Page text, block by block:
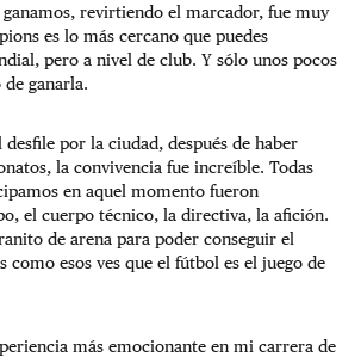
revirtiendo el marcador, fue muy
es lo más cercano que puedes
pero a nivel de club. Y sólo unos pocos
ganarla.
desfile por la ciudad, después de haber
la convivencia fue increíble. Todas
en aquel momento fueron
el cuerpo técnico, la directiva, la afición.
de arena para poder conseguir el
esos ves que el fútbol es el juego de
más emocionante en mi carrera de